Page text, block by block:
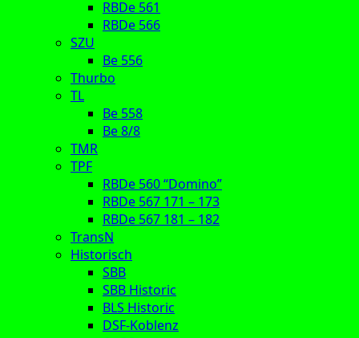
RBDe 561
RBDe 566
SZU
Be 556
Thurbo
TL
Be 558
Be 8/8
TMR
TPF
RBDe 560 “Domino”
RBDe 567 171 – 173
RBDe 567 181 – 182
TransN
Historisch
SBB
SBB Historic
BLS Historic
DSF-Koblenz